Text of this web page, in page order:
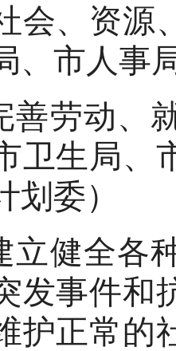
会、资源
、市人事
善劳动、
卫生局、
划委）
立健全各
发事件和
护正常的